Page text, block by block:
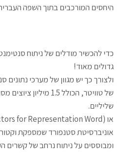
היחסים המורכבים בתוך השפה
כדי להכשיר מודלים של ניתוח
גדולים מאוד!
של טוויטר, הכולל 1.5
שליליים.
אוניברסיטת סטנפורד שמספקת
ומבוססים על ניתוח נרחב של קשרים